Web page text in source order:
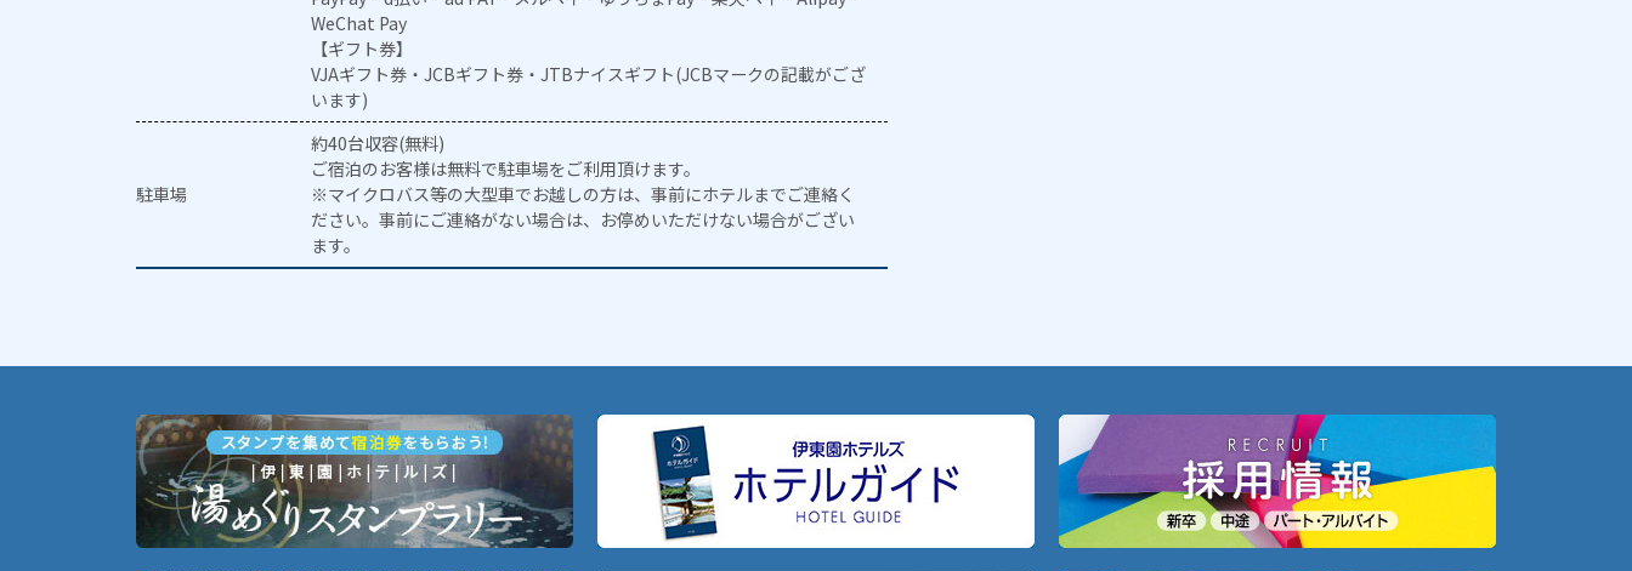
WeChat Pay
【ギフト券】
VJAギフト券・JCBギフト券・JTBナイスギフト(JCBマークの記載がござ
います)
駐車場
約40台収容(無料)
ご宿泊のお客様は無料で駐車場をご利用頂けます。
※マイクロバス等の大型車でお越しの方は、事前にホテルまでご連絡く
ださい。事前にご連絡がない場合は、お停めいただけない場合がござい
ます。